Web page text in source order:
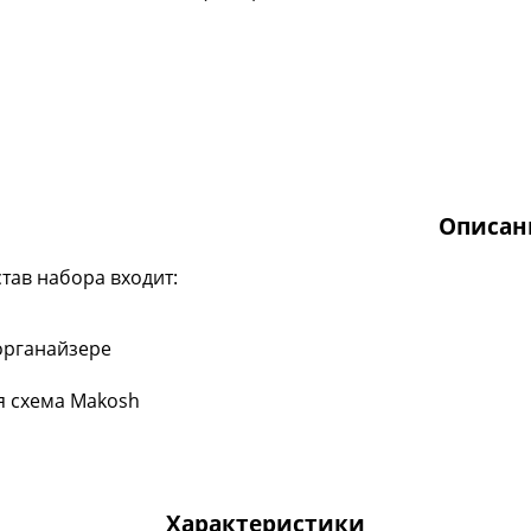
набора входит:
схема Makosh
Характеристики